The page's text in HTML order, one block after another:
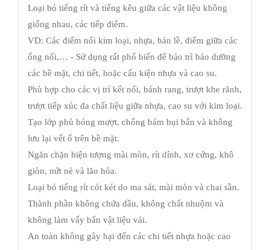
Loại bỏ tiếng rít và tiếng kêu giữa các vật liệu không
giống nhau, các tiếp điểm.
VD: Các điểm nối kim loại, nhựa, bản lề, điểm giữa các
ống nối,… - Sử dụng rất phổ biến để bảo trì bảo dưỡng
các bề mặt, chi tiết, hoặc cấu kiện nhựa và cao su.
Phù hợp cho các vị trí kết nối, bánh rang, trượt khe rãnh,
trượt tiếp xúc đa chất liệu giữa nhựa, cao su với kim loại.
Tạo lớp phủ bóng mượt, chống bám bụi bẩn và không
lưu lại vết ố trên bề mặt.
Ngăn chặn hiện tượng mài mòn, rít dính, xơ cứng, khô
giòn, nứt nẻ và lão hóa.
Loại bỏ tiếng rít cót két do ma sát, mài mòn và chai sần.
Thành phần không chứa dầu, không chất nhuộm và
không làm vấy bẩn vật liệu vải.
An toàn không gây hại đến các chi tiết nhựa hoặc cao